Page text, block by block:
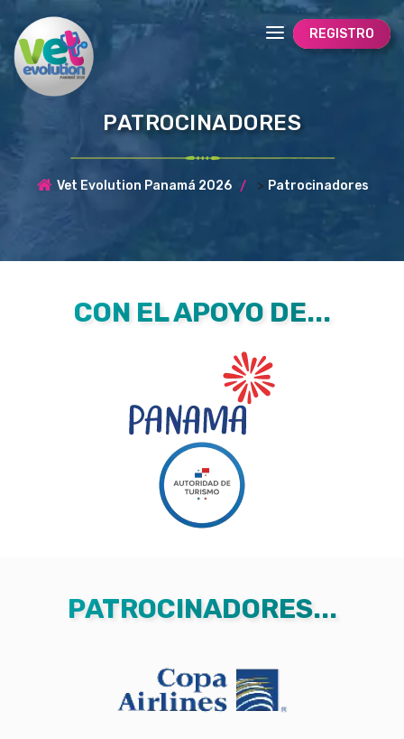
REGISTRO
PATROCINADORES
Vet Evolution Panamá 2026 > Patrocinadores
CON EL APOYO DE...
PATROCINADORES...